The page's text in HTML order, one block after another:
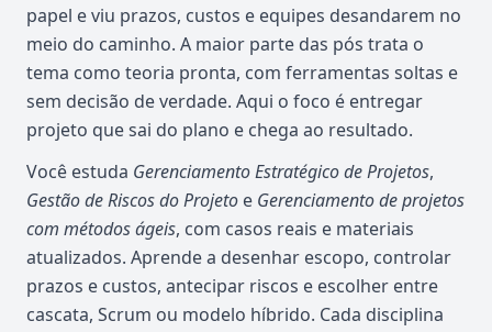
papel e viu prazos, custos e equipes desandarem no
meio do caminho. A maior parte das pós trata o
tema como teoria pronta, com ferramentas soltas e
sem decisão de verdade. Aqui o foco é entregar
projeto que sai do plano e chega ao resultado.
Você estuda Gerenciamento Estratégico de Projetos,
Gestão de Riscos do Projeto e Gerenciamento de projetos
com métodos ágeis, com casos reais e materiais
atualizados. Aprende a desenhar escopo, controlar
prazos e custos, antecipar riscos e escolher entre
cascata, Scrum ou modelo híbrido. Cada disciplina